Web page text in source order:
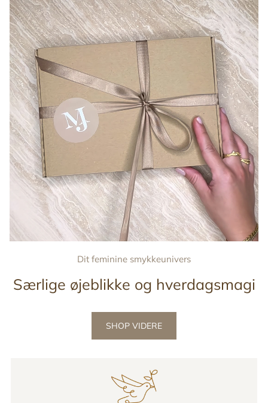
Dit feminine smykkeunivers
Særlige øjeblikke og hverdagsmagi
SHOP VIDERE